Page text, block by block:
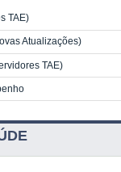
TAE)
Atualizações)
TAE)